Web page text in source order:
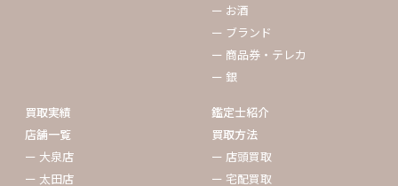
ー お酒
ー ブランド
ー 商品券・テレカ
ー 銀
買取実績
店舗一覧
ー 大泉店
ー 太田店
鑑定士紹介
買取方法
ー 店頭買取
ー 宅配買取